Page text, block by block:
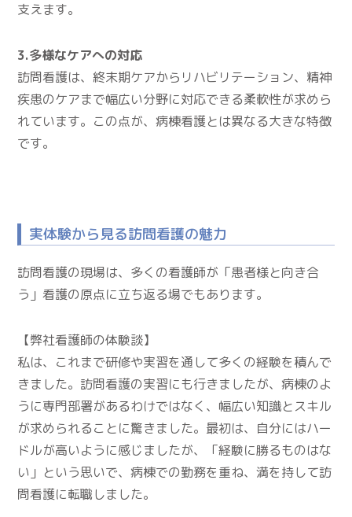
支えます。
3.多様なケアへの対応
訪問看護は、終末期ケアからリハビリテーション、精神
疾患のケアまで幅広い分野に対応できる柔軟性が求めら
れています。この点が、病棟看護とは異なる大きな特徴
です。
実体験から見る訪問看護の魅力
訪問看護の現場は、多くの看護師が「患者様と向き合
う」看護の原点に立ち返る場でもあります。
【弊社看護師の体験談】
私は、これまで研修や実習を通して多くの経験を積んで
きました。訪問看護の実習にも行きましたが、病棟のよ
うに専門部署があるわけではなく、幅広い知識とスキル
が求められることに驚きました。最初は、自分にはハー
ドルが高いように感じましたが、「経験に勝るものはな
い」という思いで、病棟での勤務を重ね、満を持して訪
問看護に転職しました。